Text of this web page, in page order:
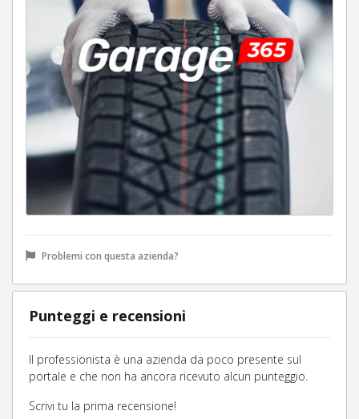
Problemi con questa azienda?
Punteggi e recensioni
Il professionista è una azienda da poco presente sul
portale e che non ha ancora ricevuto alcun punteggio.
Scrivi tu la prima recensione!